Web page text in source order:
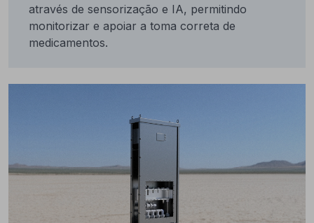
através de sensorização e IA, permitindo
monitorizar e apoiar a toma correta de
medicamentos.